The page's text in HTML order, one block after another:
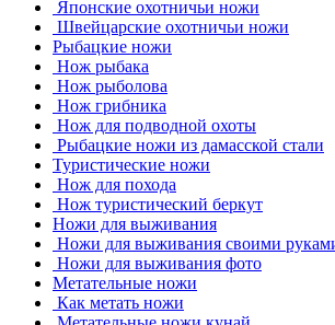
Японские охотничьи ножи
Швейцарские охотничьи ножи
Рыбацкие ножи
Нож рыбака
Нож рыболова
Нож грибника
Нож для подводной охоты
Рыбацкие ножи из дамасской стали
Туристические ножи
Нож для похода
Нож туристический беркут
Ножи для выживания
Ножи для выживания своими
Ножи для выживания фото
Метательные ножи
Как метать ножи